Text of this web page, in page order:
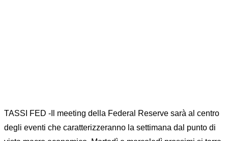
TASSI FED -Il meeting della Federal Reserve sarà al centro
degli eventi che caratterizzeranno la settimana dal punto di